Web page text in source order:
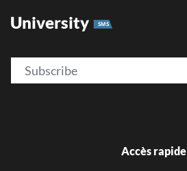
University SMS
Email
Accès rapide